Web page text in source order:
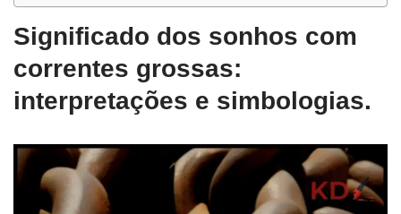
Significado dos sonhos com
correntes grossas:
interpretações e simbologias.